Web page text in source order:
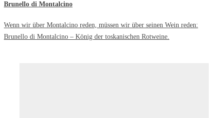
Brunello di Montalcino
Wenn wir über Montalcino reden, müssen wir über seinen Wein reden:
Brunello di Montalcino – König der toskanischen Rotweine.